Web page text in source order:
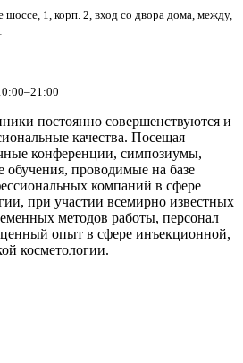
шоссе, 1, корп. 2, вход со двора дома, между,
постоянно совершенствуются и
качества. Посещая
конференции, симпозиумы,
обучения, проводимые на базе
компаний в сфере
при участии всемирно известных
методов работы, персонал
опыт в сфере инъекционной,
косметологии.